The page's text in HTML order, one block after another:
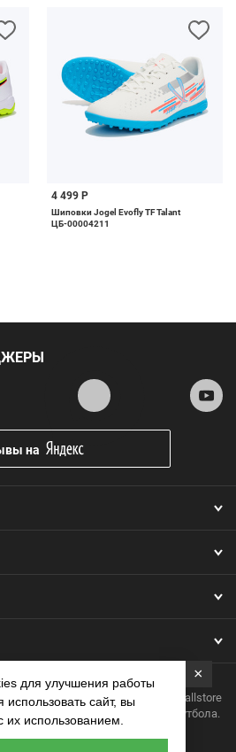
4 499 Р
Шиповки Jogel Evofly TF Talant
ЦБ-00004211
на
Интернет-магазин Footballstore
бутс, мячей и одежды для футбола.
×
для улучшения работы
сайт, вы
их использованием.